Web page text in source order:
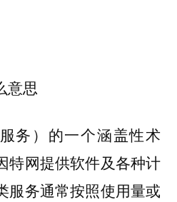
意思
务）的一个涵盖性术
特网提供软件及各种计
服务通常按照使用量或